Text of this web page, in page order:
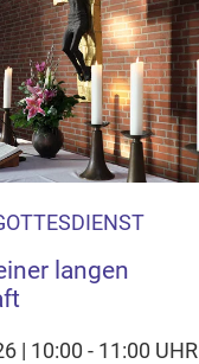
langen
| 10:00 - 11:00 UHR